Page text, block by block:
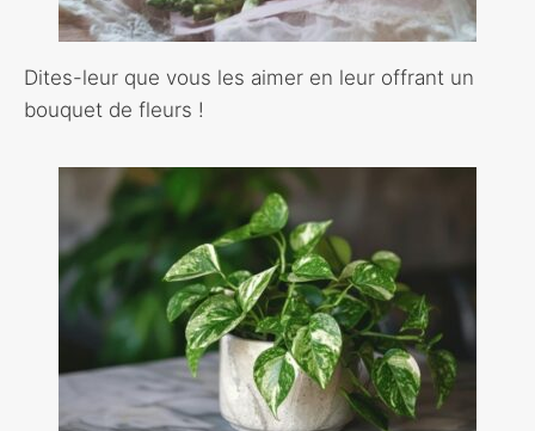
Dites-leur que vous les aimer en leur offrant un
bouquet de fleurs !